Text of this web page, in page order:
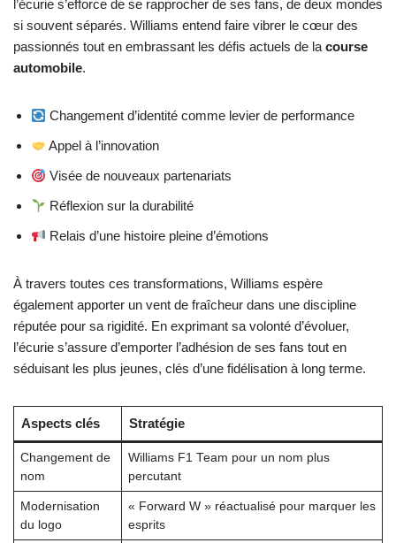
l’écurie s’efforce de se rapprocher de ses fans, de deux mondes
si souvent séparés. Williams entend faire vibrer le cœur des
passionnés tout en embrassant les défis actuels de la course
automobile.
Changement d’identité comme levier de performance
Appel à l’innovation
Visée de nouveaux partenariats
Réflexion sur la durabilité
Relais d’une histoire pleine d’émotions
À travers toutes ces transformations, Williams espère
également apporter un vent de fraîcheur dans une discipline
réputée pour sa rigidité. En exprimant sa volonté d’évoluer,
l’écurie s’assure d’emporter l’adhésion de ses fans tout en
séduisant les plus jeunes, clés d’une fidélisation à long terme.
Aspects clés Stratégie
Changement de
nom
Williams F1 Team pour un nom plus
percutant
Modernisation
du logo
« Forward W » réactualisé pour marquer les
esprits